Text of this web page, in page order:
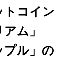
トコイン
ム」
プル」の